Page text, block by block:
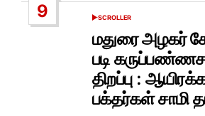
9
POSTED
SCROLLER
மதுரை அழகர்
படி
திறப்பு :
பக்தர்கள் சாமி